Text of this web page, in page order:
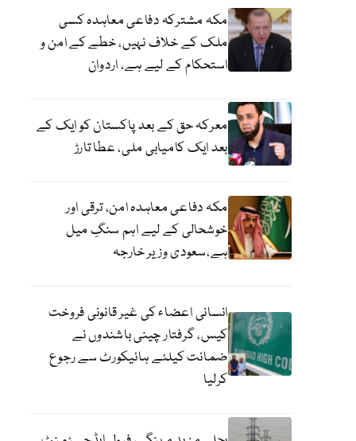
مکہ مشترکہ دفاعی معاہدہ کسی
ملک کے خلاف نہیں، خطے کے امن و
استحکام کے لیے ہے، اردوان
معرکہ حق کے بعد پاکستان کو ایک کے
بعد ایک کامیابی ملی، عطا تارڑ
مکہ دفاعی معاہدہ امن، ترقی اور
خوشحالی کے لیے اہم سنگِ میل
ہے،سعودی وزیر خارجہ
انسانی اعضاء کی غیر قانونی فروخت
کیس، گرفتار چینی باشندوں نے
ضمانت کیلئے ہائیکورٹ سے رجوع
کرلیا